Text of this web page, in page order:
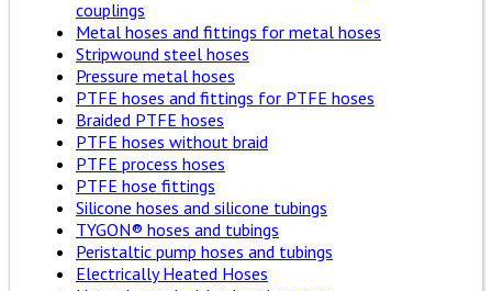
couplings
Metal hoses and fittings for metal hoses
Stripwound steel hoses
Pressure metal hoses
PTFE hoses and fittings for PTFE hoses
Braided PTFE hoses
PTFE hoses without braid
PTFE process hoses
PTFE hose fittings
Silicone hoses and silicone tubings
TYGON® hoses and tubings
Peristaltic pump hoses and tubings
Electrically Heated Hoses